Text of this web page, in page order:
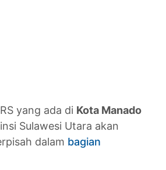
yang ada di Kota Manado
Sulawesi Utara akan
dalam bagian